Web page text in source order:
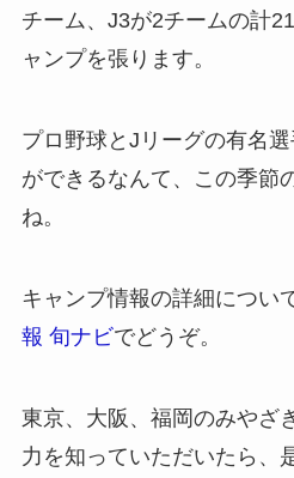
チーム、J3が2チームの計
ャンプを張ります。
プロ野球とJリーグの有名
ができるなんて、この季節
ね。
キャンプ情報の詳細につい
報 旬ナビでどうぞ。
東京、大阪、福岡のみやざ
力を知っていただいたら、